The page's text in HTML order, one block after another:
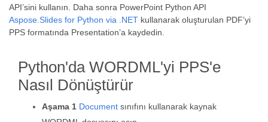
API’sini kullanın. Daha sonra PowerPoint Python API
Aspose.Slides for Python via .NET kullanarak oluşturulan PDF’yi
PPS formatında Presentation’a kaydedin.
Python'da WORDML'yi PPS'e
Nasıl Dönüştürür
Aşama 1 Document sınıfını kullanarak kaynak